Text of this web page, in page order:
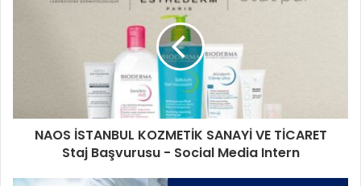
NAOS İSTANBUL KOZMETİK SANAYİ VE TİCARET
Staj Başvurusu - Social Media Intern